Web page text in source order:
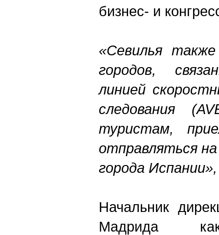
бизнес- и
«Севилья
городов,
линией
следования
туристам,
отправляться на
города Испании»,
Начальник
Мадрида как